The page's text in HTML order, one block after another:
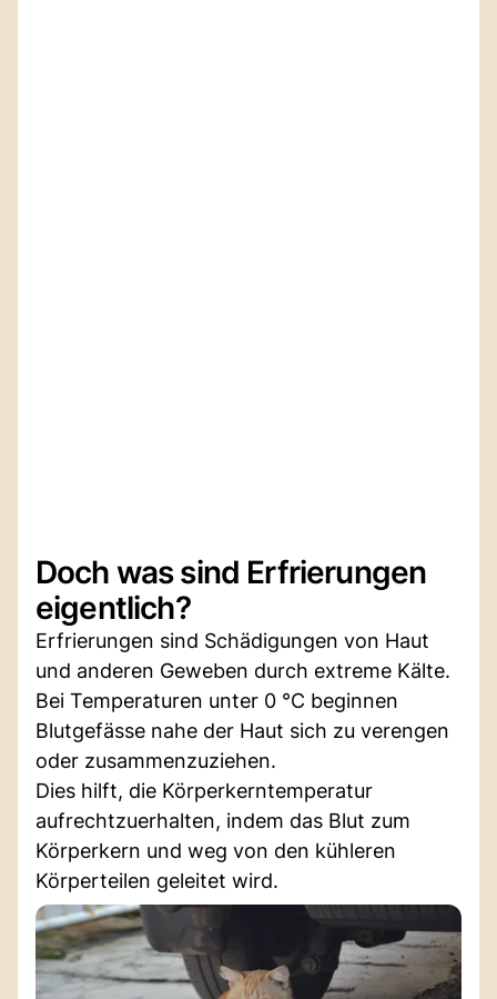
Doch was sind Erfrierungen
eigentlich?
Erfrierungen sind Schädigungen von Haut
und anderen Geweben durch extreme Kälte.
Bei Temperaturen unter 0 °C beginnen
Blutgefässe nahe der Haut sich zu verengen
oder zusammenzuziehen.
Dies hilft, die Körperkerntemperatur
aufrechtzuerhalten, indem das Blut zum
Körperkern und weg von den kühleren
Körperteilen geleitet wird.